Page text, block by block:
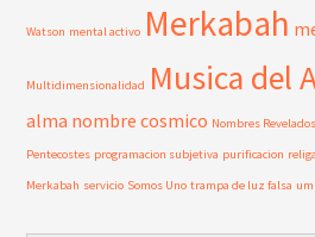
Watson mental activo Merkabah
Multidimensionalidad Musica del
alma nombre cosmico Nombres Revelados
Pentecostes programacion subjetiva purificacion
Merkabah servicio Somos Uno trampa de luz falsa